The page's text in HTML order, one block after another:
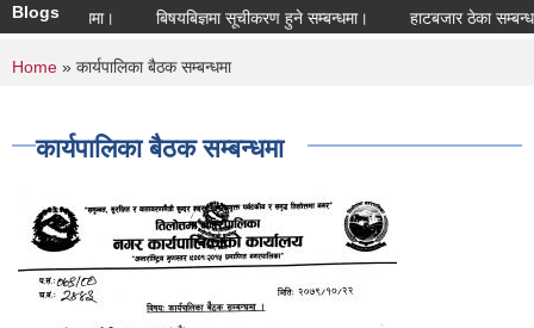
Blogs बिषयबिज्ञमा सूचीकरण हुने सम्बन्धमा। हाटबजार ठेका सम्बन्धमा।
You are here
Home » कार्यपालिका बैठक सम्बन्धमा
कार्यपालिका बैठक सम्बन्धमा